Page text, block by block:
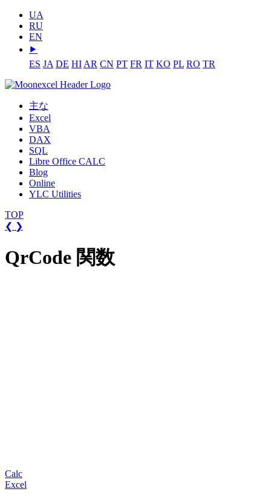
UA
RU
EN
⯈
ES JA DE HI AR CN PT FR IT KO PL RO TR
主な
Excel
VBA
DAX
SQL
Libre Office CALC
Blog
Online
YLC Utilities
TOP
❮ ❯
QrCode 関数
Calc
Excel